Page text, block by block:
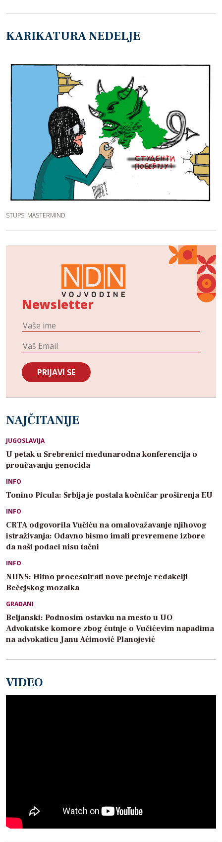
KARIKATURA NEDELJE
STUPS: MASTERMIND
Newsletter
NAJČITANIJE
JUGOSLAVIJA
U petak u Srebrenici međunarodna konferencija o
proučavanju genocida
INFO
Tonino Picula: Srbija je postala kočničar proširenja EU
INFO
CRTA odgovorila Vučiću na omalovažavanje njihovog
istraživanja: Odavno bismo imali prevremene izbore
da naši podaci nisu tačni
INFO
NUNS: Hitno procesuirati nove pretnje redakciji
Bečejskog mozaika
GRAĐANI
Beljanski: Podnosim ostavku na mesto u UO
Advokatske komore zbog ćutnje o Vučićevim napadima
na advokaticu Janu Aćimović Planojević
VIDEO